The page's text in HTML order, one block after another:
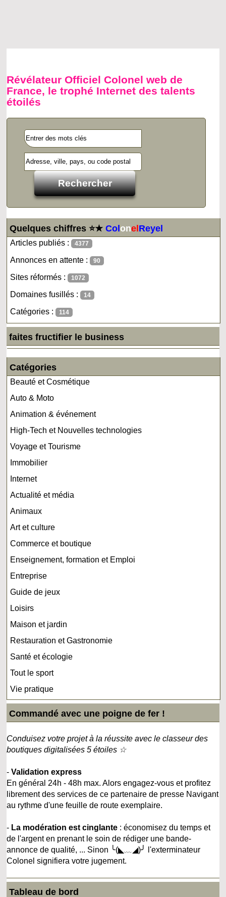
Révélateur Officiel Colonel web de
France, le trophé Internet des talents
étoilés
Quelques chiffres ⭐★ColonelReyel
Articles publiés : 4377
Annonces en attente : 90
Sites réformés : 1072
Domaines fusillés : 14
Catégories : 114
faites fructifier le business
Catégories
Beauté et Cosmétique
Auto & Moto
Animation & événement
High-Tech et Nouvelles technologies
Voyage et Tourisme
Immobilier
Internet
Actualité et média
Animaux
Art et culture
Commerce et boutique
Enseignement, formation et Emploi
Entreprise
Guide de jeux
Loisirs
Maison et jardin
Restauration et Gastronomie
Santé et écologie
Tout le sport
Vie pratique
Commandé avec une poigne de fer !
Conduisez votre projet à la réussite avec le classeur des
boutiques digitalisées 5 étoiles ☆
-Validation express
En général 24h - 48h max. Alors engagez-vous et profitez
librement des services de ce partenaire de presse Navigant
au rythme d'une feuille de route exemplaire.
- La modération est cinglante : économisez du temps et
de l'argent en prenant le soin de rédiger une bande-
annonce de qualité, ... Sinon ╰(◣﹏◢)╯ l'exterminateur
Colonel signifiera votre jugement.
Tableau de bord